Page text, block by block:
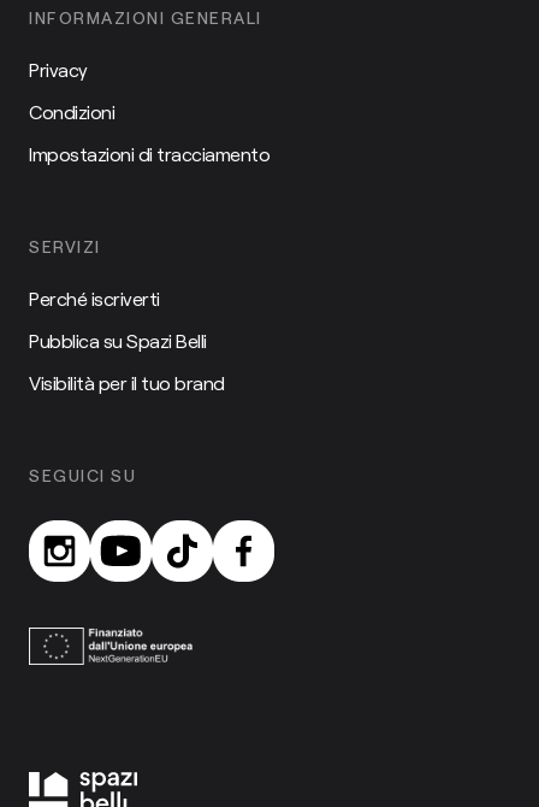
INFORMAZIONI GENERALI
Privacy
Condizioni
Impostazioni di tracciamento
SERVIZI
Perché iscriverti
Pubblica su Spazi Belli
Visibilità per il tuo brand
SEGUICI SU